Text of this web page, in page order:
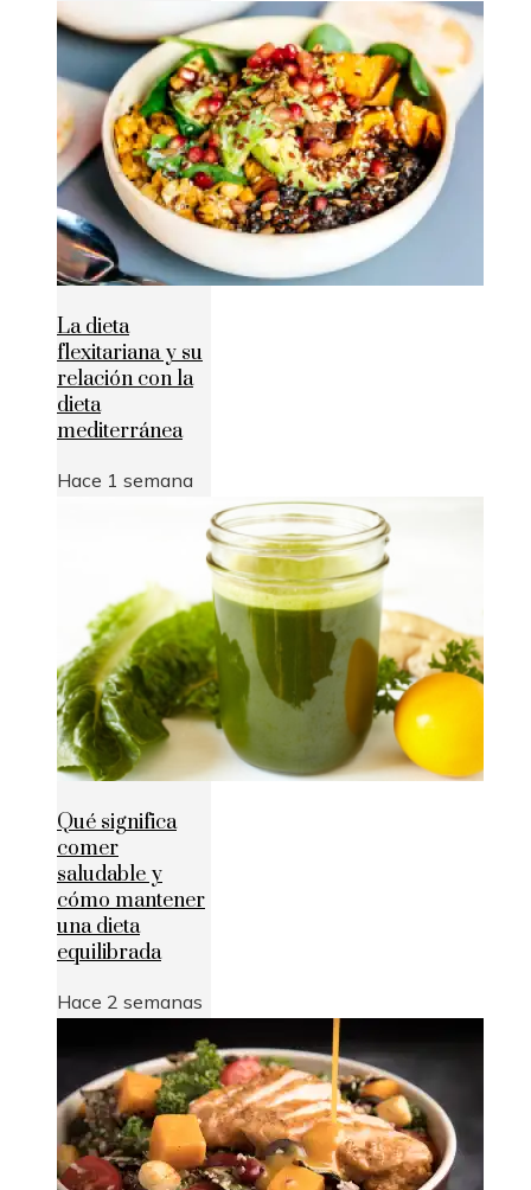
La dieta
flexitariana y su
relación con la
dieta
mediterránea
Hace 1 semana
Qué significa
comer
saludable y
cómo mantener
una dieta
equilibrada
Hace 2 semanas